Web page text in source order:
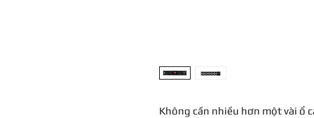
Không cần nhiều hơn một vài ổ